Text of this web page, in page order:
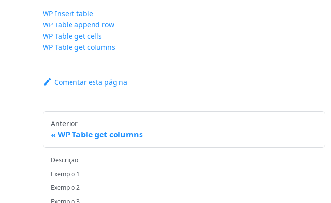
WP Insert table
WP Table append row
WP Table get cells
WP Table get columns
Comentar esta página
Anterior
WP Table get columns
Descrição
Exemplo 1
Exemplo 2
Exemplo 3